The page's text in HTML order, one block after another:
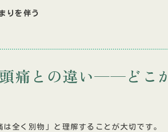
りを伴う
痛との違い——どこ
は全く別物」と理解することが大切です。